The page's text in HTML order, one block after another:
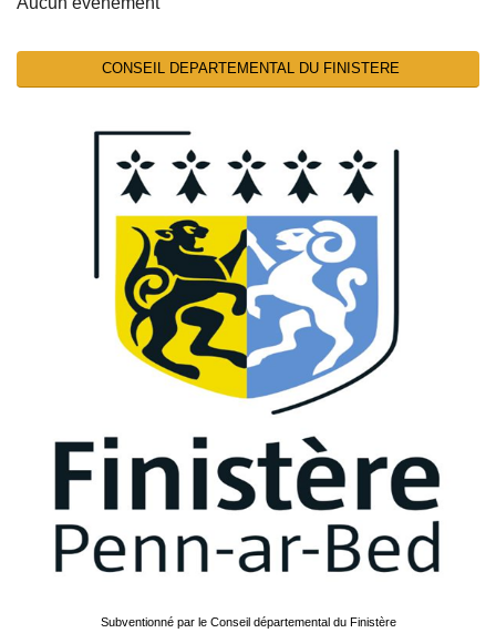
CONSEIL DEPARTEMENTAL DU FINISTERE
Subventionné par le Conseil départemental du Finistère